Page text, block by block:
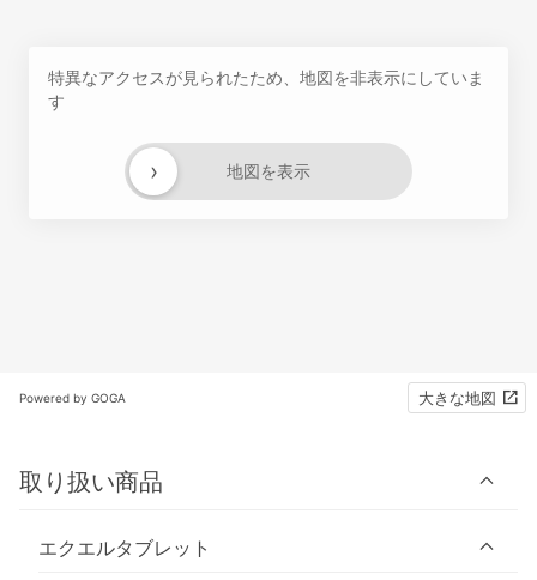
特異なアクセスが見られたため、地図を非表示にしていま
す
地図を表示
›
Powered by GOGA 大きな地図
取り扱い商品
エクエルタブレット